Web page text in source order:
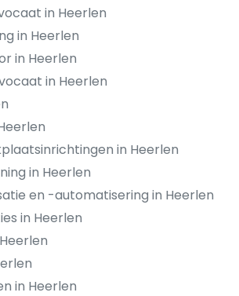
in Heerlen
in Heerlen
in Heerlen
in Heerlen
in Heerlen
in Heerlen
en -automatisering in Heerlen
in Heerlen
in Heerlen